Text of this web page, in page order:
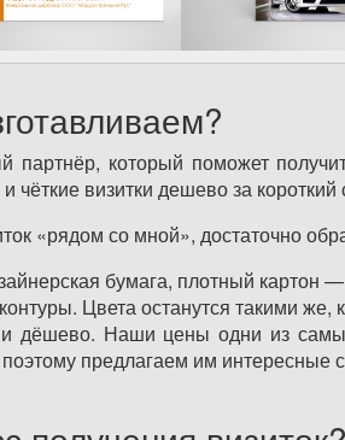
который поможет
визитки дешево за короткий
«рядом со мной», достаточно
бумага, плотный картон
Цвета останутся такими
дёшево. Наши цены одни из
предлагаем им интересные